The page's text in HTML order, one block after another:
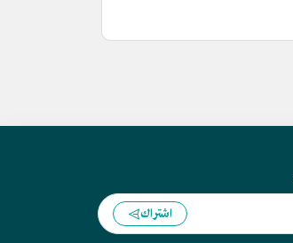
اشتراك